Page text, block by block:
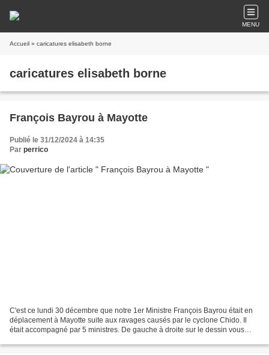
MENU
Accueil » caricatures elisabeth borne
caricatures elisabeth borne
François Bayrou à Mayotte
Publié le 31/12/2024 à 14:35
Par perrico
C'est ce lundi 30 décembre que notre 1er Ministre François Bayrou était en
déplacement à Mayotte suite aux ravages causés par le cyclone Chido. Il
était accompagné par 5 ministres. De gauche à droite sur le dessin vous